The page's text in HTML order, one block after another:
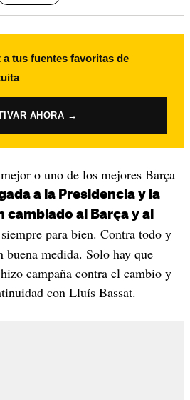
tus fuentes favoritas de
AHORA →
o uno de los mejores Barça
a la Presidencia y la
cambiado al Barça y al
para bien. Contra todo y
medida. Solo hay que
campaña contra el cambio y
con Lluís Bassat.